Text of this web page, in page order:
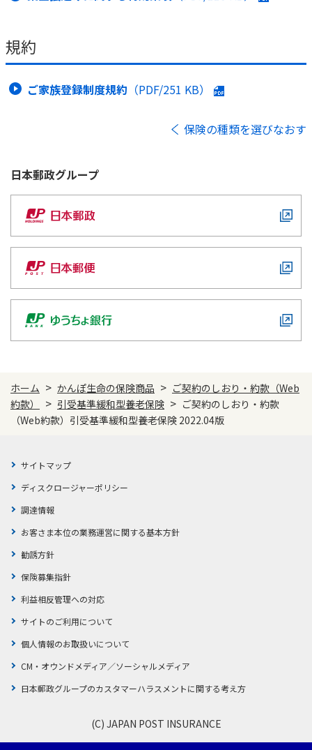
規約
ご家族登録制度規約 （PDF/251 KB）
保険の種類を選びなおす
日本郵政グループ
ホーム > かんぽ生命の保険商品 > ご契約のしおり・約款（Web
約款）
> 引受基準緩和型養老保険 > ご契約のしおり・約款
（Web約款）引受基準緩和型養老保険 2022.04版
サイトマップ
ディスクロージャーポリシー
調達情報
お客さま本位の業務運営に関する基本方針
勧誘方針
保険募集指針
利益相反管理への対応
サイトのご利用について
個人情報のお取扱いについて
CM・オウンドメディア／ソーシャルメディア
日本郵政グループのカスタマーハラスメントに関する考え方
(C) JAPAN POST INSURANCE